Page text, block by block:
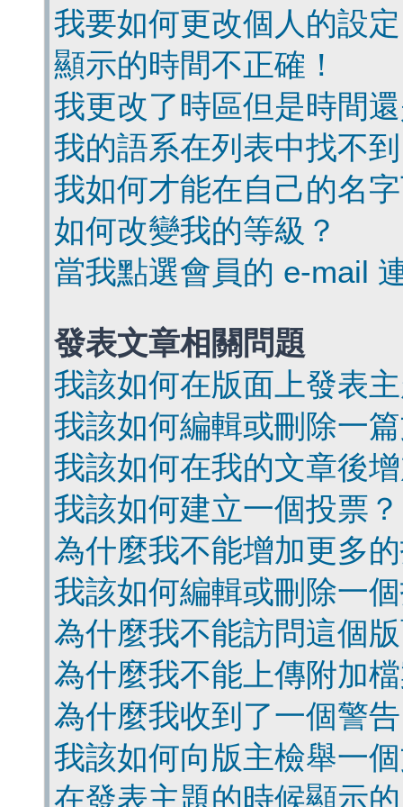
我要如何更改個人的設
顯示的時間不正確！
我更改了時區但是時間
我的語系在列表中找不
我如何才能在自己的名
如何改變我的等級？
當我點選會員的 e-mail
發表文章相關問題
我該如何在版面上發表
我該如何編輯或刪除一
我該如何在我的文章後
我該如何建立一個投票？
為什麼我不能增加更多
我該如何編輯或刪除一
為什麼我不能訪問這個
為什麼我不能上傳附加
為什麼我收到了一個警
我該如何向版主檢舉一
在發表主題的時候顯示